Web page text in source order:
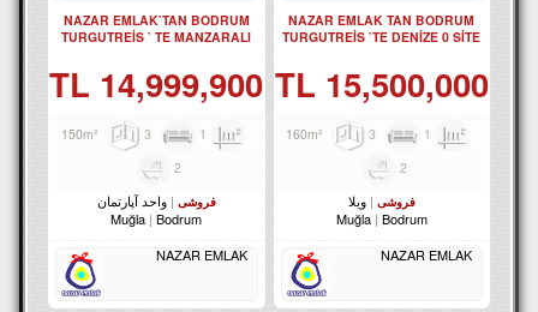
NAZAR EMLAK TAN BODRUM
TURGUTREİS `TE DENİZE 0 SİTE
15,500,000 TL
3
1
2
فروشی
ویلا
Muğla Bodrum
NAZAR EMLAK
NAZAR EMLAK`TAN BODRUM
TURGUTREİS ` TE MANZARALI
14,999,900 TL
3
1
2
فروشی
واحد آپارتمان
Muğla Bodrum
NAZAR EMLAK